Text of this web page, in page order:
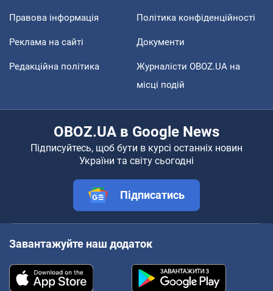
Правова інформація Політика конфіденційності
Реклама на сайті Документи
Редакційна політика
Журналісти OBOZ.UA на
місці подій
OBOZ.UA в Google News
Підписуйтесь, щоб бути в курсі останніх новин
України та світу сьогодні
Підписатись
Завантажуйте наш додаток